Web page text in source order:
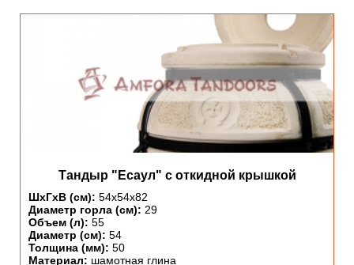
Тандыр "Есаул" с откидной крышкой
ШхГхВ (см): 54х54х82
Диаметр горла (см): 29
Объем (л): 55
Диаметр (см): 54
Толщина (мм): 50
Материал: шамотная глина